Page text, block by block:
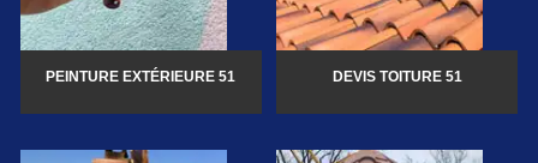
PEINTURE EXTÉRIEURE 51 DEVIS TOITURE 51